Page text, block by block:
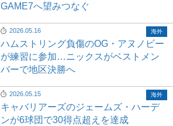
GAME7へ望みつなぐ
2026.05.16
ハムストリング負傷のOG・アヌノビー
が練習に参加…ニックスがベストメン
バーで地区決勝へ
海外
2026.05.15
キャバリアーズのジェームズ・ハーデ
ンが6球団で30得点超えを達成
海外